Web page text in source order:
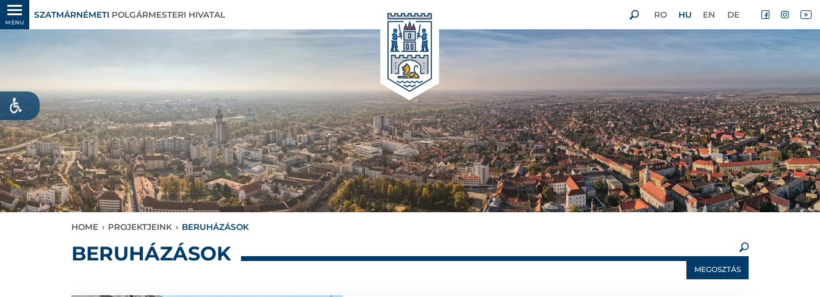
MENU
SZATMÁRNÉMETI POLGÁRMESTERI HIVATAL RO HU EN DE
HOME › PROJEKTJEINK › BERUHÁZÁSOK
BERUHÁZÁSOK
MEGOSZTÁS